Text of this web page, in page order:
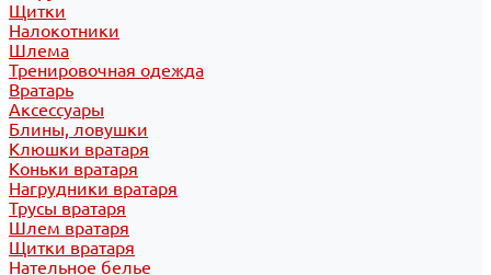
Щитки
Налокотники
Шлема
Тренировочная одежда
Вратарь
Аксессуары
Блины, ловушки
Клюшки вратаря
Коньки вратаря
Нагрудники вратаря
Трусы вратаря
Шлем вратаря
Щитки вратаря
Нательное белье